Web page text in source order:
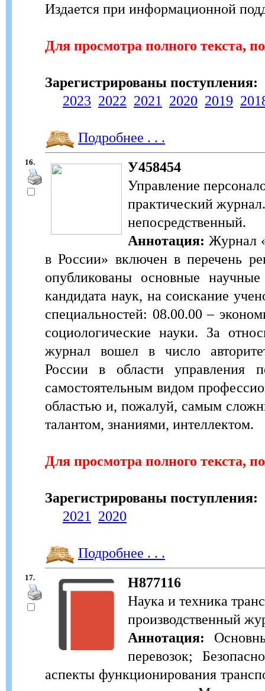
Издается при информационной
Для просмотра полного текста,
Зарегистрированы поступления:
2023 2022 2021 2020 2019
Подробнее . . .
16.
У458454
Управление
практический
непосредственный.
Аннотация: Журнал
в России» включен в перечень
опубликованы основные
кандидата наук, на соискание
специальностей: 08.00.00 –
социологические науки. За
журнал вошел в число
России в области управления
самостоятельным видом
областью и, пожалуй, самым
талантом, знаниями, интеллектом.
Для просмотра полного текста,
Зарегистрированы поступления:
2021
2020
Подробнее . . .
17.
Н877116
Наука и техника
производственный
Аннотация:
перевозок;
аспекты функционирования